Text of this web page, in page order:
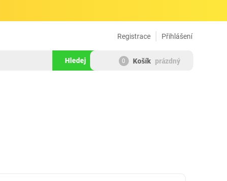
Přihlášení
Registrace
Hledej 0 Košík prázdný